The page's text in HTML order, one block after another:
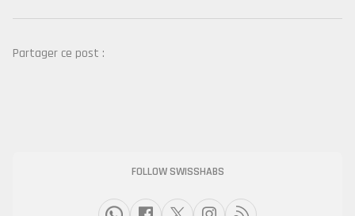
Partager ce post :
FOLLOW SWISSHABS